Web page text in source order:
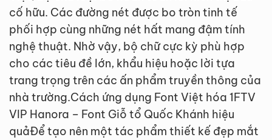
cố hữu. Các đường nét được bo tròn tinh tế
phối hợp cùng những nét hất mang đậm tính
nghệ thuật. Nhờ vậy, bộ chữ cực kỳ phù hợp
cho các tiêu đề lớn, khẩu hiệu hoặc lời tựa
trang trọng trên các ấn phẩm truyền thông của
nhà trường.Cách ứng dụng Font Việt hóa 1FTV
VIP Hanora – Font Giỗ tổ Quốc Khánh hiệu
quảĐể tạo nên một tác phẩm thiết kế đẹp mắt